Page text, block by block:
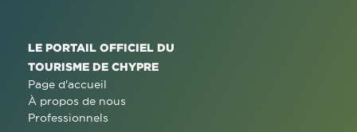
LE PORTAIL OFFICIEL DU
TOURISME DE CHYPRE
Page d'accueil
À propos de nous
Professionnels